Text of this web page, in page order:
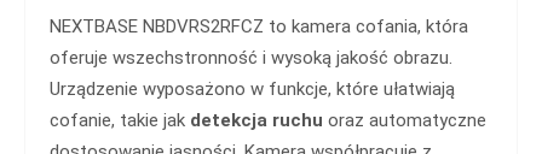
NEXTBASE NBDVRS2RFCZ to kamera cofania, która
oferuje wszechstronność i wysoką jakość obrazu.
Urządzenie wyposażono w funkcje, które ułatwiają
cofanie, takie jak detekcja ruchu oraz automatyczne